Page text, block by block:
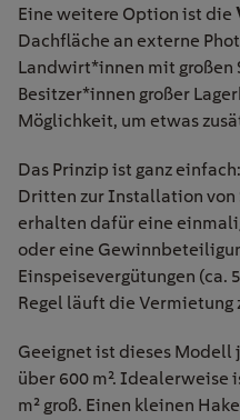
Eine weitere Option ist die
Dachfläche an externe
Landwirt*innen mit großen
Besitzer*innen großer
Möglichkeit, um etwas
Das Prinzip ist ganz
Dritten zur Installation von
erhalten dafür eine
oder eine
Einspeisevergütungen (ca.
Regel läuft die Vermietung
Geeignet ist dieses Modell
über 600 m². Idealerweise
m² groß. Einen kleinen